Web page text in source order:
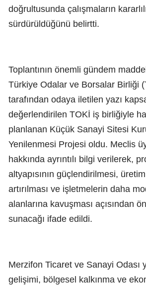
doğrultusunda çalışmaların
sürdürüldüğünü belirtti.
Toplantının önemli gündem
Türkiye Odalar ve Borsalar Birliği
tarafından odaya iletilen yazı
değerlendirilen TOKİ iş birliğiyle
planlanan Küçük Sanayi Sitesi
Yenilenmesi Projesi oldu. Meclis
hakkında ayrıntılı bilgi verilerek,
altyapısının güçlendirilmesi,
artırılması ve işletmelerin daha
alanlarına kavuşması açısından
sunacağı ifade edildi.
Merzifon Ticaret ve Sanayi Odası
gelişimi, bölgesel kalkınma ve